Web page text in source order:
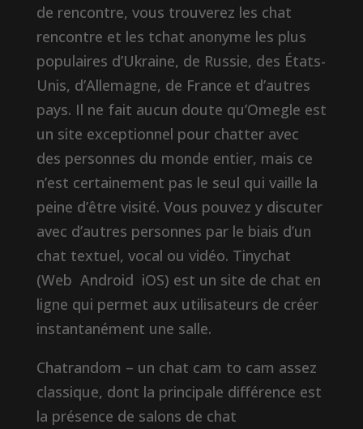
de rencontre, vous trouverez les chat
rencontre et les tchat anonyme les plus
populaires d’Ukraine, de Russie, des États-
Unis, d’Allemagne, de France et d’autres
pays. Il ne fait aucun doute qu’Omegle est
un site exceptionnel pour chatter avec
des personnes du monde entier, mais ce
n’est certainement pas le seul qui vaille la
peine d’être visité. Vous pouvez y discuter
avec d’autres personnes par le biais d’un
chat textuel, vocal ou vidéo. Tinychat
(Web Android iOS) est un site de chat en
ligne qui permet aux utilisateurs de créer
instantanément une salle.
Chatrandom – un chat cam to cam assez
classique, dont la principale différence est
la présence de salons de chat